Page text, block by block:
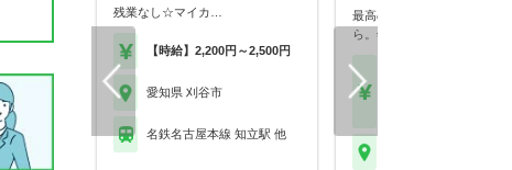
残業なし☆マイカ…
【時給】2,200円～2,500円
愛知県 刈谷市
名鉄名古屋本線 知立駅 他
最高の服薬指導は、最高の休
ら。年2回の4連休、…